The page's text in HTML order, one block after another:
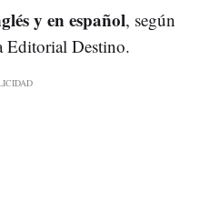
y en español, según
Editorial Destino.